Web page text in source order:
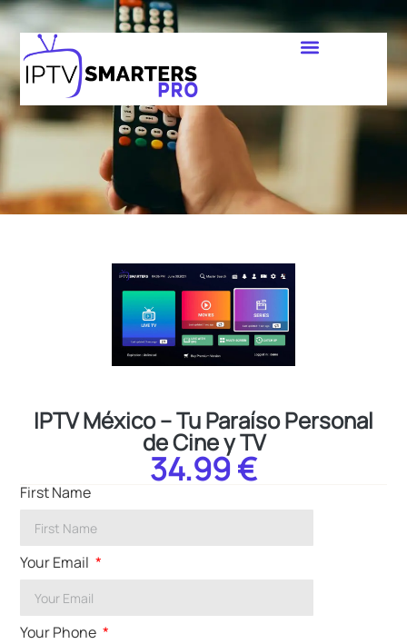
IPTV México – Tu Paraíso Personal
de Cine y TV
34.99 €
First Name
Your Email
Your Phone